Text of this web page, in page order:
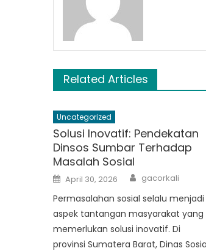
Related Articles
Uncategorized
Solusi Inovatif: Pendekatan
Dinsos Sumbar Terhadap
Masalah Sosial
Posted
on
April 30, 2026 Author
gacorkali
Permasalahan sosial selalu menjadi
aspek tantangan masyarakat yang
memerlukan solusi inovatif. Di
provinsi Sumatera Barat, Dinas